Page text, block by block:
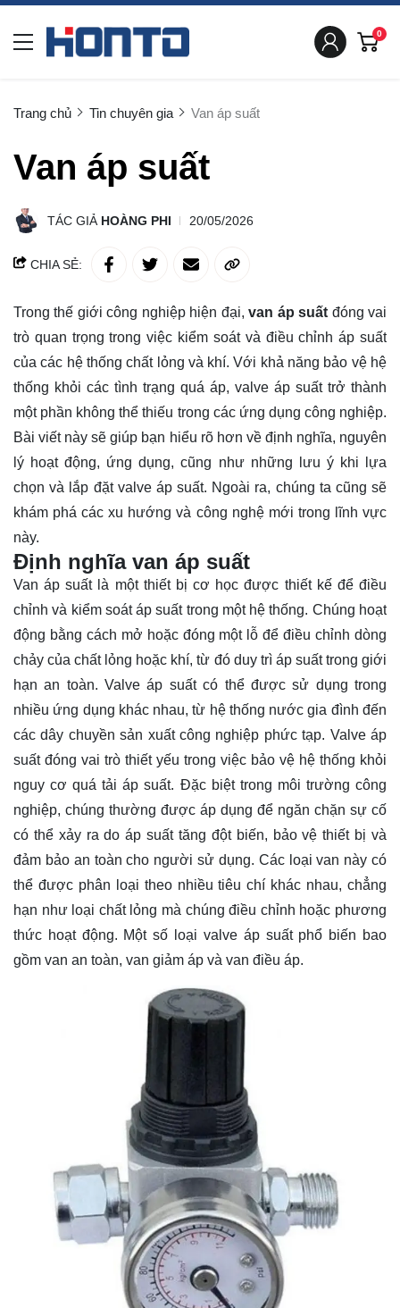
0
Trang chủ Tin chuyên gia Van áp suất
Van áp suất
TÁC GIẢ HOÀNG PHI 20/05/2026
CHIA SẺ:
Trong thế giới công nghiệp hiện đại,van áp suất đóng vai
trò quan trọng trong việc kiểm soát và điều chỉnh áp suất
của các hệ thống chất lỏng và khí. Với khả năng bảo vệ hệ
thống khỏi các tình trạng quá áp, valve áp suất trở thành
một phần không thể thiếu trong các ứng dụng công nghiệp.
Bài viết này sẽ giúp bạn hiểu rõ hơn về định nghĩa, nguyên
lý hoạt động, ứng dụng, cũng như những lưu ý khi lựa
chọn và lắp đặt valve áp suất. Ngoài ra, chúng ta cũng sẽ
khám phá các xu hướng và công nghệ mới trong lĩnh vực
này.
Định nghĩa van áp suất
Van áp suất là một thiết bị cơ học được thiết kế để điều
chỉnh và kiểm soát áp suất trong một hệ thống. Chúng hoạt
động bằng cách mở hoặc đóng một lỗ để điều chỉnh dòng
chảy của chất lỏng hoặc khí, từ đó duy trì áp suất trong giới
hạn an toàn. Valve áp suất có thể được sử dụng trong
nhiều ứng dụng khác nhau, từ hệ thống nước gia đình đến
các dây chuyền sản xuất công nghiệp phức tạp. Valve áp
suất đóng vai trò thiết yếu trong việc bảo vệ hệ thống khỏi
nguy cơ quá tải áp suất. Đặc biệt trong môi trường công
nghiệp, chúng thường được áp dụng để ngăn chặn sự cố
có thể xảy ra do áp suất tăng đột biến, bảo vệ thiết bị và
đảm bảo an toàn cho người sử dụng. Các loại van này có
thể được phân loại theo nhiều tiêu chí khác nhau, chẳng
hạn như loại chất lỏng mà chúng điều chỉnh hoặc phương
thức hoạt động. Một số loại valve áp suất phổ biến bao
gồm van an toàn, van giảm áp và van điều áp.